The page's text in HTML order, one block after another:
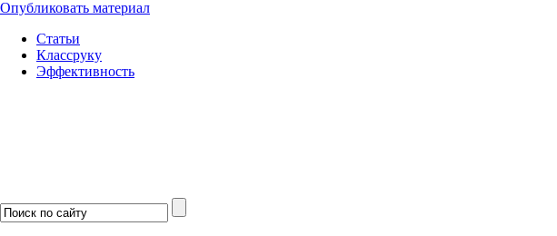
Опубликовать материал
Статьи
Классруку
Эффективность